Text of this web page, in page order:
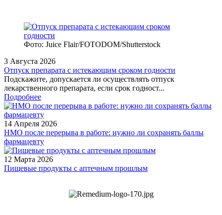
Фото: Juice Flair/FOTODOM/Shutterstoсk
3 Августа 2026
Отпуск препарата с истекающим сроком годности
Подскажите, допускается ли осуществлять отпуск
лекарственного препарата, если срок годност...
Подробнее
14 Апреля 2026
НМО после перерыва в работе: нужно ли сохранять баллы
фармацевту
12 Марта 2026
Пищевые продукты с аптечным прошлым